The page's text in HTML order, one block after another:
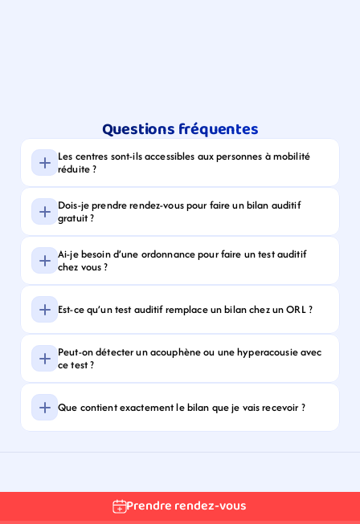
Questions fréquentes
Les centres sont-ils accessibles aux personnes à mobilité
réduite ?
Dois-je prendre rendez-vous pour faire un bilan auditif
gratuit ?
Ai-je besoin d’une ordonnance pour faire un test auditif
chez vous ?
Est-ce qu’un test auditif remplace un bilan chez un ORL ?
Peut-on détecter un acouphène ou une hyperacousie avec
ce test ?
Que contient exactement le bilan que je vais recevoir ?
Prendre rendez-vous